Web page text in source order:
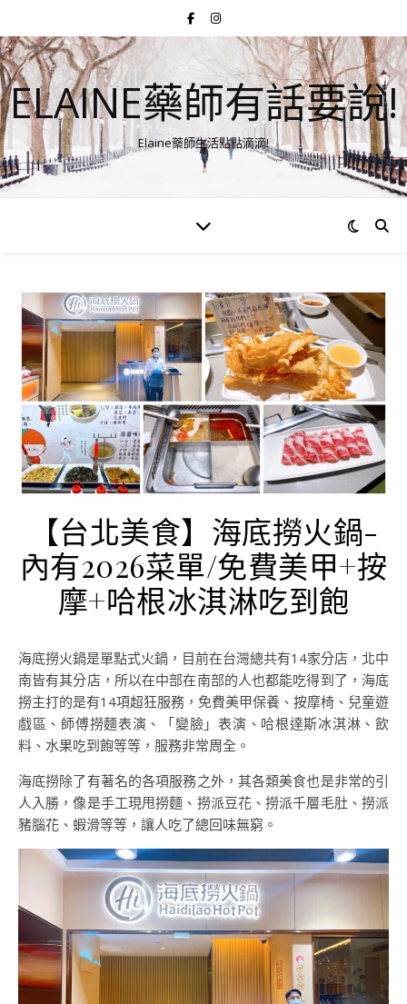
ELAINE藥師有話要說!
Elaine藥師生活點點滴滴!
【台北美食】海底撈火鍋-
內有2026菜單/免費美甲+按
摩+哈根冰淇淋吃到飽
海底撈火鍋是單點式火鍋，目前在台灣總共有14家分店，北中
南皆有其分店，所以在中部在南部的人也都能吃得到了，海底
撈主打的是有14項超狂服務，免費美甲保養、按摩椅、兒童遊
戲區、師傅撈麵表演、「變臉」表演、哈根達斯冰淇淋、飲
料、水果吃到飽等等，服務非常周全。
海底撈除了有著名的各項服務之外，其各類美食也是非常的引
人入勝，像是手工現甩撈麵、撈派豆花、撈派千層毛肚、撈派
豬腦花、蝦滑等等，讓人吃了總回味無窮。